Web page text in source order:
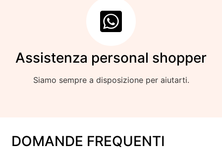
Assistenza personal shopper
Siamo sempre a disposizione per aiutarti.
DOMANDE FREQUENTI